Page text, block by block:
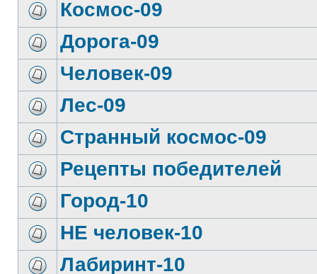
Космос-09
Дорога-09
Человек-09
Лес-09
Странный космос-09
Рецепты победителей
Город-10
НЕ человек-10
Лабиринт-10